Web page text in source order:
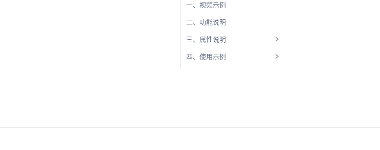
一、视频示例
二、功能说明
三、属性说明
四、使用示例